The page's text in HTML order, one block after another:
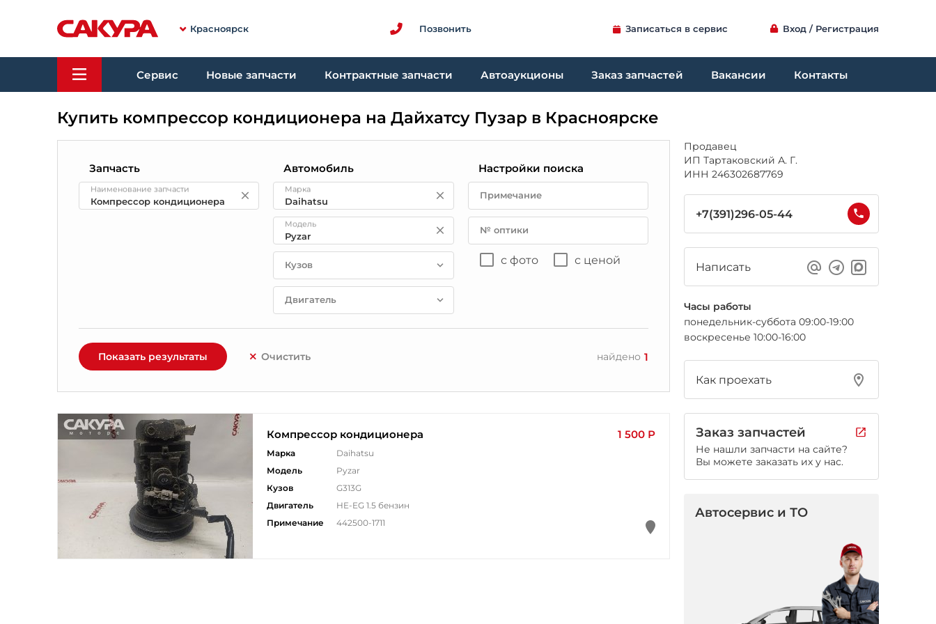
Красноярск Позвонить Записаться в сервис Вход / Регистрация
Сервис Новые запчасти Контрактные запчасти Автоаукционы Заказ запчастей Вакансии Контакты
Купить компрессор кондиционера на Дайхатсу Пузар в Красноярске
Запчасть
Наименование запчасти
Автомобиль
Марка
Модель
Кузов
Двигатель
Настройки поиска
Примечание
№ оптики
с фото с ценой
Показать результаты Очистить найдено 1
Компрессор кондиционера 1 500 Р
Марка
Daihatsu
Модель
Pyzar
Кузов
G313G
Двигатель
HE-EG 1.5 бензин
Примечание
442500-1711
Продавец
ИП Тартаковский А. Г.
ИНН 246302687769
+7(391)296-05-44
Написать
Часы работы
понедельник-суббота 09:00-19:00
воскресенье 10:00-16:00
Как проехать
Заказ запчастей
Не нашли запчасти на сайте?
Вы можете заказать их у нас.
Автосервис и ТО